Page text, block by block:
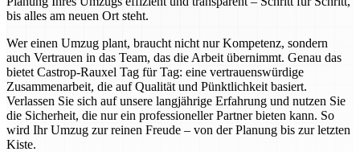
bis alles am neuen Ort steht.
Wer einen Umzug plant, braucht nicht nur Kompetenz, sondern
auch Vertrauen in das Team, das die Arbeit übernimmt. Genau das
bietet Castrop-Rauxel Tag für Tag: eine vertrauenswürdige
Zusammenarbeit, die auf Qualität und Pünktlichkeit basiert.
Verlassen Sie sich auf unsere langjährige Erfahrung und nutzen Sie
die Sicherheit, die nur ein professioneller Partner bieten kann. So
wird Ihr Umzug zur reinen Freude – von der Planung bis zur letzten
Kiste.